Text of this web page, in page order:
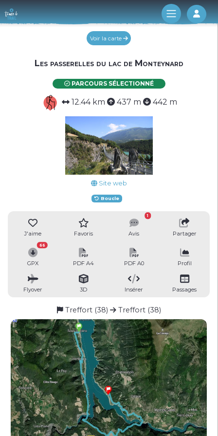
Log
Voir la carte
Les passerelles du lac de Monteynard
PARCOURS SÉLECTIONNÉ
12.44 km 437 m 442 m
Site web
Boucle
J'aime Favoris Avis
1
Partager
GPX
66
PDF A4 PDF A0 Profil
Flyover 3D Insérer Passages
Treffort (38) Treffort (38)